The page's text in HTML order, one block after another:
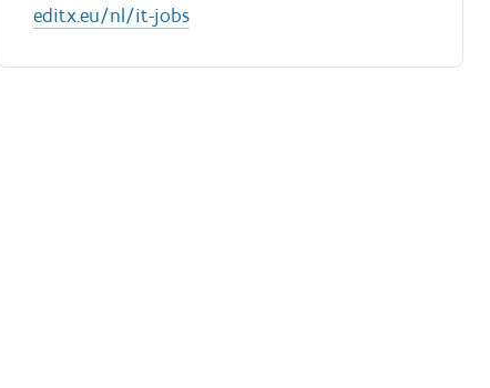
editx.eu/nl/it-jobs